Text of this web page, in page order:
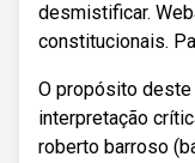
desmistificar.
constitucionais.
O propósito deste
interpretação
roberto barroso